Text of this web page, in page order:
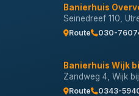
Banierhuis
Seinedreef 110,
Route 030-
Banierhuis Wijk
Zandweg 4, Wijk
Route 0343-